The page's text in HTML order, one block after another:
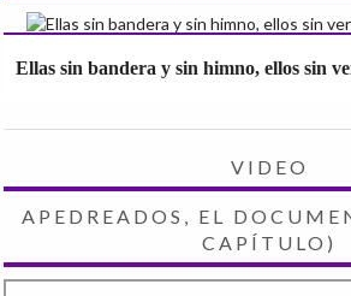
Ellas sin bandera y sin himno, ellos sin
VIDEO
APEDREADOS, EL
CAPÍTULO)